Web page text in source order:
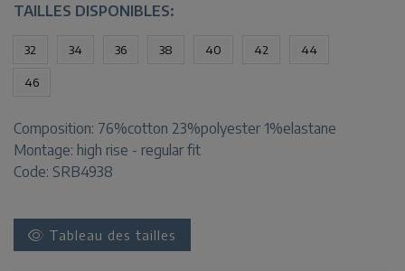
TAILLES DISPONIBLES:
32 34 36 38 40 42 44
46
Composition: 76%cotton 23%polyester 1%elastane
Montage: high rise - regular fit
Code: SRB4938
Tableau des tailles